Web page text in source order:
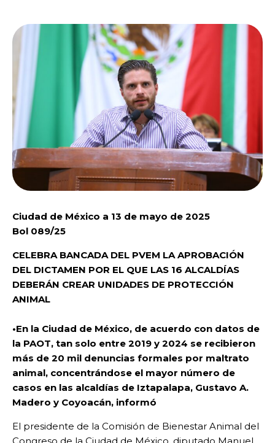
Ciudad de México a 13 de mayo de 2025
Bol 089/25
CELEBRA BANCADA DEL PVEM LA APROBACIÓN
DEL DICTAMEN POR EL QUE LAS 16 ALCALDÍAS
DEBERÁN CREAR UNIDADES DE PROTECCIÓN
ANIMAL
•En la Ciudad de México, de acuerdo con datos de
la PAOT, tan solo entre 2019 y 2024 se recibieron
más de 20 mil denuncias formales por maltrato
animal, concentrándose el mayor número de
casos en las alcaldías de Iztapalapa, Gustavo A.
Madero y Coyoacán, informó
El presidente de la Comisión de Bienestar Animal del